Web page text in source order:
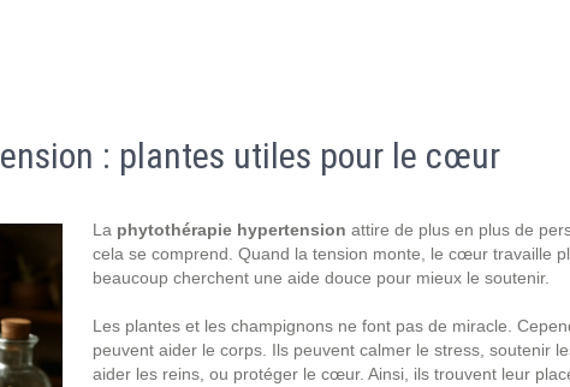
: plantes utiles pour le cœur
La phytothérapie hypertension attire de plus en plus de
cela se comprend. Quand la tension monte, le cœur travaille
beaucoup cherchent une aide douce pour mieux le soutenir.
Les plantes et les champignons ne font pas de miracle.
peuvent aider le corps. Ils peuvent calmer le stress, soutenir
aider les reins, ou protéger le cœur. Ainsi, ils trouvent leur